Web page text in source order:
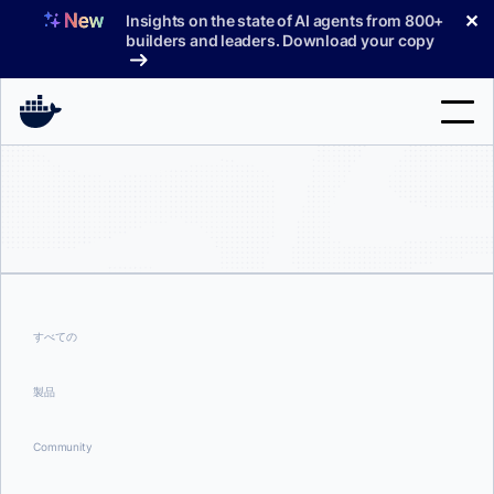
へ
Insights on the state of AI agents from 800+
builders and leaders. Download your copy
✕
サポート
すべての
製品
Community